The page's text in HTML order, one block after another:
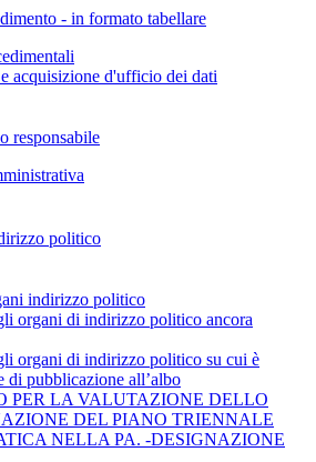
- in formato tabellare
acquisizione d'ufficio dei dati
responsabile
politico
indirizzo politico
organi di indirizzo politico ancora
organi di indirizzo politico su cui è
di pubblicazione all’albo
PER LA VALUTAZIONE DELLO
DEL PIANO TRIENNALE
NELLA PA. -DESIGNAZIONE